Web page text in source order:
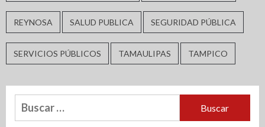
REYNOSA SALUD PUBLICA SEGURIDAD PÚBLICA
SERVICIOS PÚBLICOS TAMAULIPAS TAMPICO
Buscar: